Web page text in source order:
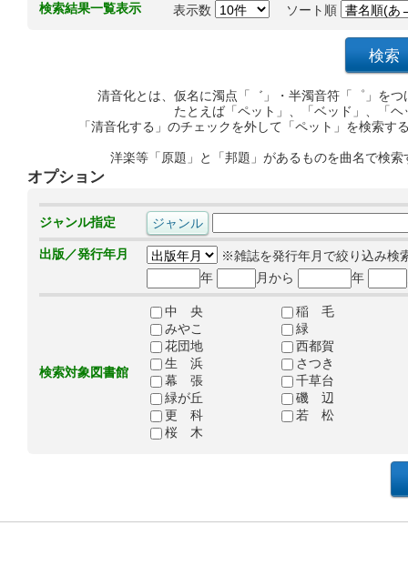
検索結果一覧表示 表示数 ソート順
清音化とは、仮名に濁点「゛」・半濁音符「゜」を
たとえば「ペット」、「ベッド」、「
「清音化する」のチェックを外して「ペット」を検索
洋楽等「原題」と「邦題」があるものを曲名で検
オプション
ジャンル指定
出版／発行年月
※雑誌を発行年月で絞り込み検
年
月から 年
検索対象図書館
中 央
稲 毛
みやこ
緑
花団地
西都賀
生 浜
さつき
幕 張
千草台
緑が丘
磯 辺
更 科
若 松
桜 木